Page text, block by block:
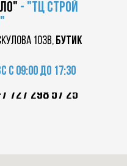
- "ТЦ строй
103в, бутик
с 09:00 до 17:30
727 298 57 25